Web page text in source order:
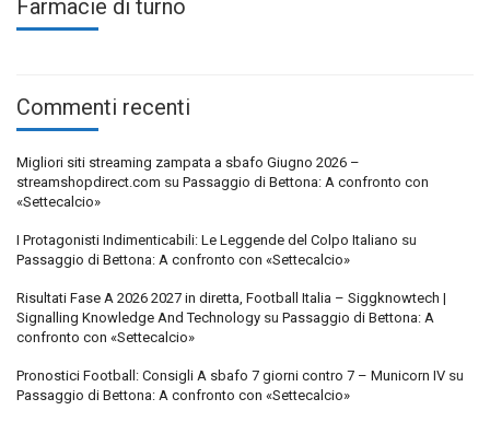
Farmacie di turno
Commenti recenti
Migliori siti streaming zampata a sbafo Giugno 2026 –
streamshopdirect.com su Passaggio di Bettona: A confronto con
«Settecalcio»
I Protagonisti Indimenticabili: Le Leggende del Colpo Italiano su
Passaggio di Bettona: A confronto con «Settecalcio»
Risultati Fase A 2026 2027 in diretta, Football Italia – Siggknowtech |
Signalling Knowledge And Technology su Passaggio di Bettona: A
confronto con «Settecalcio»
Pronostici Football: Consigli A sbafo 7 giorni contro 7 – Municorn IV su
Passaggio di Bettona: A confronto con «Settecalcio»